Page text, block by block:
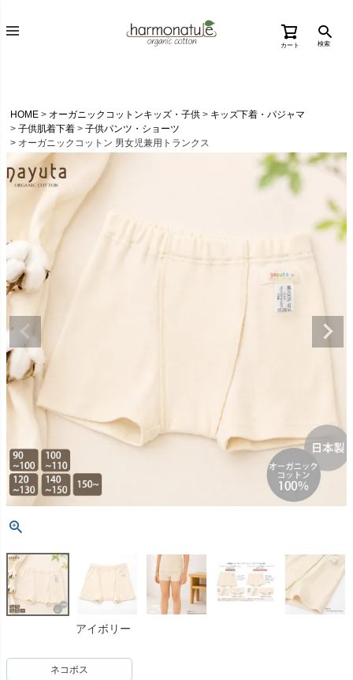
カート 検索
HOME オーガニックコットンキッズ・子供
キッズ下着・パジャマ
子供肌着下着
子供パンツ・ショーツ
オーガニックコットン 男女児兼用トランクス
アイボリー
ネコポス